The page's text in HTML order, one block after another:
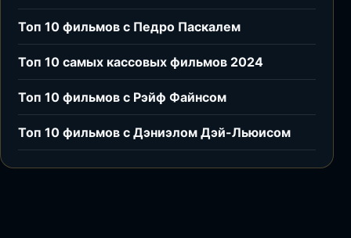
Топ 10 фильмов с Педро Паскалем
Топ 10 самых кассовых фильмов 2024
Топ 10 фильмов с Рэйф Файнсом
Топ 10 фильмов с Дэниэлом Дэй-Льюисом